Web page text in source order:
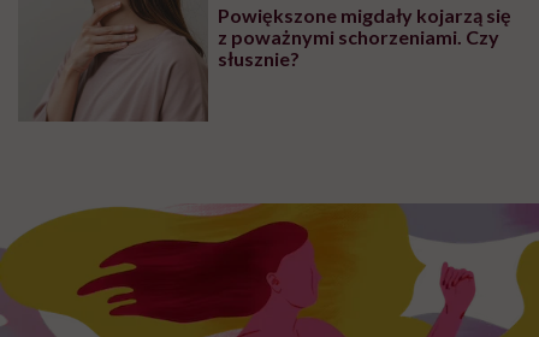
Powiększone migdały kojarzą się
z poważnymi schorzeniami. Czy
słusznie?